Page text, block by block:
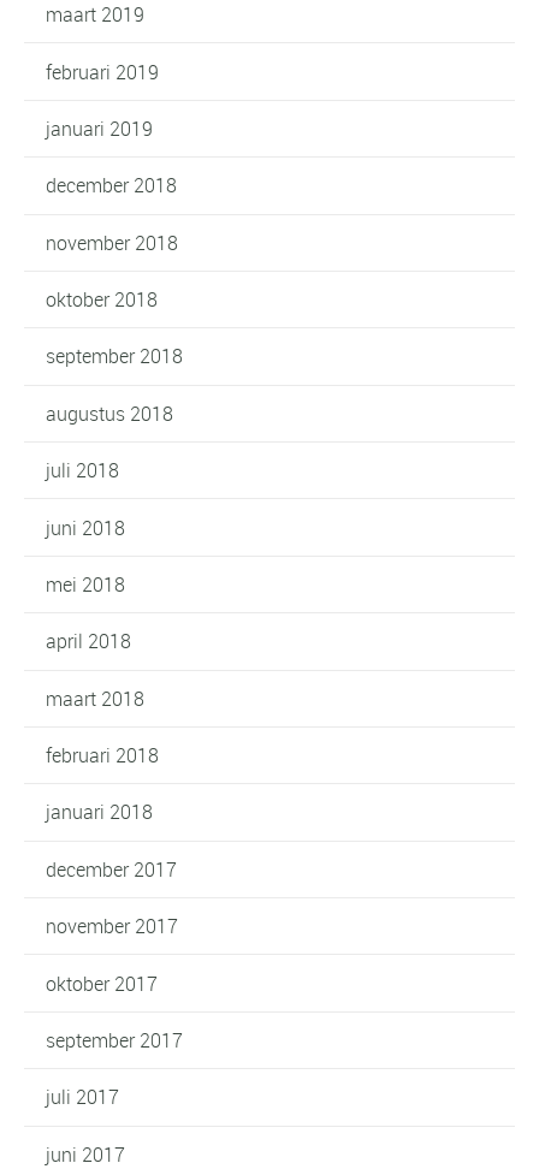
maart 2019
februari 2019
januari 2019
december 2018
november 2018
oktober 2018
september 2018
augustus 2018
juli 2018
juni 2018
mei 2018
april 2018
maart 2018
februari 2018
januari 2018
december 2017
november 2017
oktober 2017
september 2017
juli 2017
juni 2017